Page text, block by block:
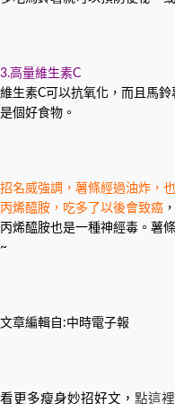
3.高量維生素C
維生素C可以抗氧化，而且馬
是個好食物。
招名威強調，薯條經過油炸，
丙烯醯胺，吃多了以後會致癌
丙烯醯胺也是一種神經毒。薯
~
文章編輯自:中時電子報
看更多瘦身妙招好文， 點這裡